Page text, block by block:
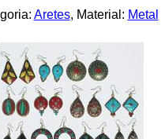
Aretes, Material: Metal